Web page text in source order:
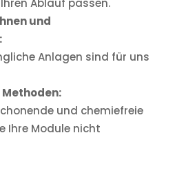
Ablauf passen.
und
Anlagen sind für uns
und chemiefreie
Ihre Module nicht